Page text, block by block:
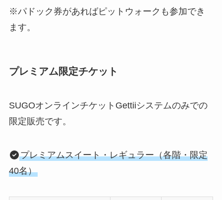
※パドック券があればピットウォークも参加でき
ます。
プレミアム限定チケット
SUGOオンラインチケットGettiiシステムのみでの
限定販売です。
プレミアムスイート・レギュラー（各階・限定
40名）